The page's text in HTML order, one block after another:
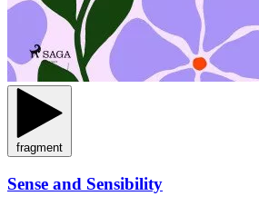
fragment
Sense and Sensibility